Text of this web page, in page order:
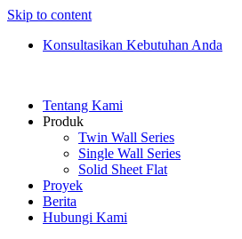
Skip to content
Konsultasikan Kebutuhan Anda
Tentang Kami
Produk
Twin Wall Series
Single Wall Series
Solid Sheet Flat
Proyek
Berita
Hubungi Kami